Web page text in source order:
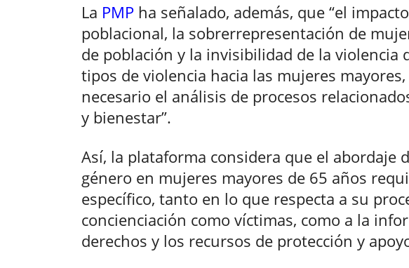
La PMP ha señalado, además, que “el
poblacional, la sobrerrepresentación de
de población y la invisibilidad de la violencia
tipos de violencia hacia las mujeres mayores,
necesario el análisis de procesos
y bienestar”.
Así, la plataforma considera que el abordaje
género en mujeres mayores de 65 años
específico, tanto en lo que respecta a su
concienciación como víctimas, como a la
derechos y los recursos de protección y